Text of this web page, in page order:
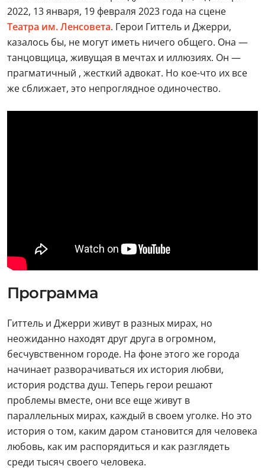
2022, 13 января, 19 февраля 2023 года на сцене
Театра им. Ленсовета. Герои Гиттель и Джерри,
казалось бы, не могут иметь ничего общего. Она —
танцовщица, живущая в мечтах и иллюзиях. Он —
прагматичный , жесткий адвокат. Но кое-что их все
же сближает, это непроглядное одиночество.
Программа
Гиттель и Джерри живут в разных мирах, но
неожиданно находят друг друга в огромном,
бесчувственном городе. На фоне этого же города
начинает разворачиваться их история любви,
история родства душ. Теперь герои решают
проблемы вместе, они все еще живут в
параллельных мирах, каждый в своем уголке. Но это
история о том, каким даром становится для человека
любовь, как им распорядиться и как разглядеть
среди тысяч своего человека.